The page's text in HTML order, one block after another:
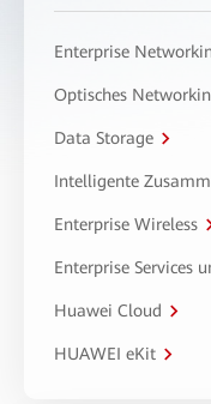
Enterprise
Optisches
Data Storage
Intelligente
Enterprise Wireless
Enterprise Services
Huawei Cloud
HUAWEI eKit